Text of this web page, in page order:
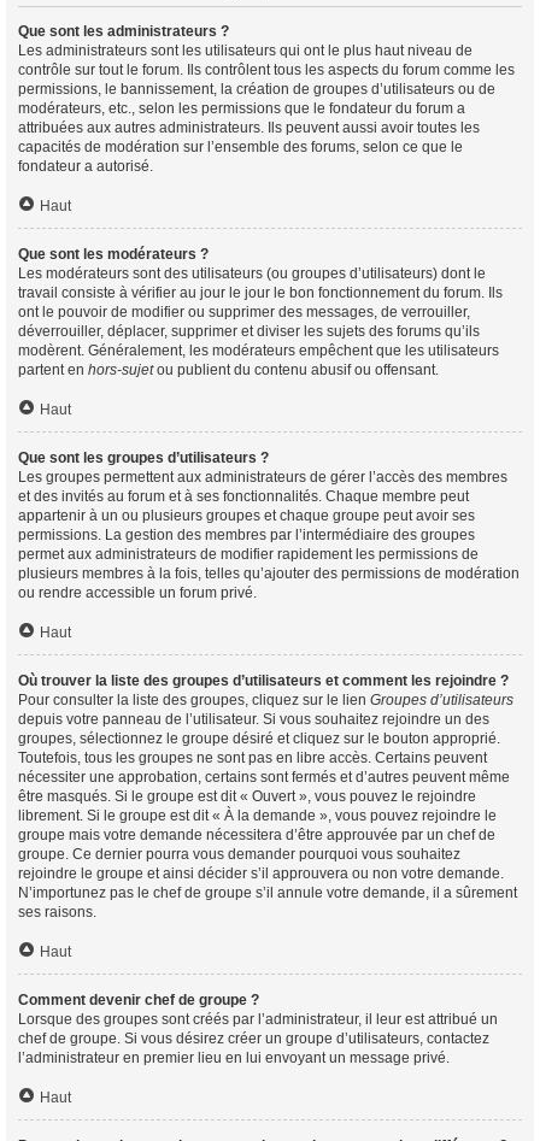
Que sont les administrateurs ?
Les administrateurs sont les utilisateurs qui ont le plus haut niveau de
contrôle sur tout le forum. Ils contrôlent tous les aspects du forum comme les
permissions, le bannissement, la création de groupes d’utilisateurs ou de
modérateurs, etc., selon les permissions que le fondateur du forum a
attribuées aux autres administrateurs. Ils peuvent aussi avoir toutes les
capacités de modération sur l’ensemble des forums, selon ce que le
fondateur a autorisé.
Haut
Que sont les modérateurs ?
Les modérateurs sont des utilisateurs (ou groupes d’utilisateurs) dont le
travail consiste à vérifier au jour le jour le bon fonctionnement du forum. Ils
ont le pouvoir de modifier ou supprimer des messages, de verrouiller,
déverrouiller, déplacer, supprimer et diviser les sujets des forums qu’ils
modèrent. Généralement, les modérateurs empêchent que les utilisateurs
partent en hors-sujetou publient du contenu abusif ou offensant.
Haut
Que sont les groupes d’utilisateurs ?
Les groupes permettent aux administrateurs de gérer l’accès des membres
et des invités au forum et à ses fonctionnalités. Chaque membre peut
appartenir à un ou plusieurs groupes et chaque groupe peut avoir ses
permissions. La gestion des membres par l’intermédiaire des groupes
permet aux administrateurs de modifier rapidement les permissions de
plusieurs membres à la fois, telles qu’ajouter des permissions de modération
ou rendre accessible un forum privé.
Haut
Où trouver la liste des groupes d’utilisateurs et comment les rejoindre ?
Pour consulter la liste des groupes, cliquez sur le lien Groupes d’utilisateurs
depuis votre panneau de l’utilisateur. Si vous souhaitez rejoindre un des
groupes, sélectionnez le groupe désiré et cliquez sur le bouton approprié.
Toutefois, tous les groupes ne sont pas en libre accès. Certains peuvent
nécessiter une approbation, certains sont fermés et d’autres peuvent même
être masqués. Si le groupe est dit « Ouvert », vous pouvez le rejoindre
librement. Si le groupe est dit « À la demande », vous pouvez rejoindre le
groupe mais votre demande nécessitera d’être approuvée par un chef de
groupe. Ce dernier pourra vous demander pourquoi vous souhaitez
rejoindre le groupe et ainsi décider s’il approuvera ou non votre demande.
N’importunez pas le chef de groupe s’il annule votre demande, il a sûrement
ses raisons.
Haut
Comment devenir chef de groupe ?
Lorsque des groupes sont créés par l’administrateur, il leur est attribué un
chef de groupe. Si vous désirez créer un groupe d’utilisateurs, contactez
l’administrateur en premier lieu en lui envoyant un message privé.
Haut